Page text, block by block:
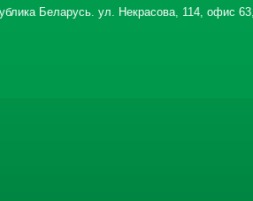
Беларусь. ул. Некрасова, 114, офис